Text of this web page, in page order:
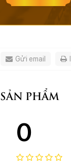
Gửi email
PHẨM
0